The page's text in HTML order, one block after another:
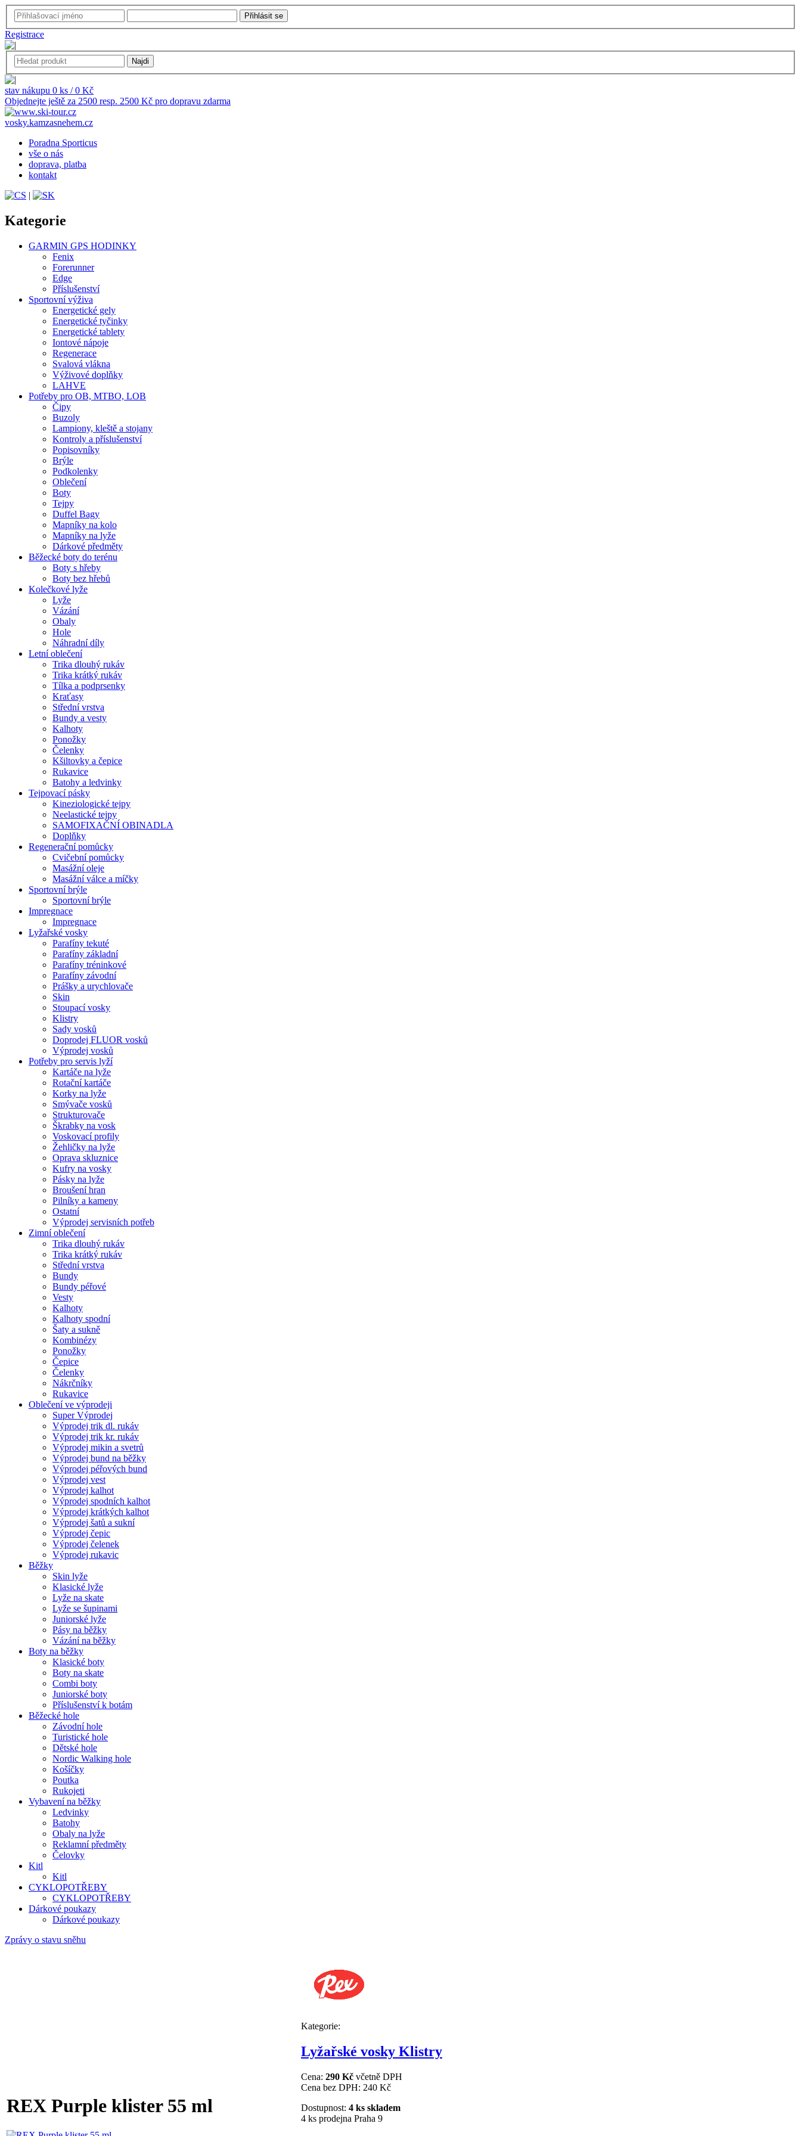
Registrace
stav nákupu 0 ks / 0 Kč
Objednejte ještě za 2500 resp. 2500 Kč pro dopravu zdarma
vosky.kamzasnehem.cz
Poradna Sporticus
vše o nás
doprava, platba
kontakt
|
Kategorie
GARMIN GPS HODINKY
Fenix
Forerunner
Edge
Příslušenství
Sportovní výživa
Energetické gely
Energetické tyčinky
Energetické tablety
Iontové nápoje
Regenerace
Svalová vlákna
Výživové doplňky
LAHVE
Potřeby pro OB, MTBO, LOB
Čipy
Buzoly
Lampiony, kleště a stojany
Kontroly a příslušenství
Popisovníky
Brýle
Podkolenky
Oblečení
Boty
Tejpy
Duffel Bagy
Mapníky na kolo
Mapníky na lyže
Dárkové předměty
Běžecké boty do terénu
Boty s hřeby
Boty bez hřebů
Kolečkové lyže
Lyže
Vázání
Obaly
Hole
Náhradní díly
Letní oblečení
Trika dlouhý rukáv
Trika krátký rukáv
Tílka a podprsenky
Kraťasy
Střední vrstva
Bundy a vesty
Kalhoty
Ponožky
Čelenky
Kšiltovky a čepice
Rukavice
Batohy a ledvinky
Tejpovací pásky
Kineziologické tejpy
Neelastické tejpy
SAMOFIXAČNÍ OBINADLA
Doplňky
Regenerační pomůcky
Cvičební pomůcky
Masážní oleje
Masážní válce a míčky
Sportovní brýle
Sportovní brýle
Impregnace
Impregnace
Lyžařské vosky
Parafíny tekuté
Parafíny základní
Parafíny tréninkové
Parafíny závodní
Prášky a urychlovače
Skin
Stoupací vosky
Klistry
Sady vosků
Doprodej FLUOR vosků
Výprodej vosků
Potřeby pro servis lyží
Kartáče na lyže
Rotační kartáče
Korky na lyže
Smývače vosků
Strukturovače
Škrabky na vosk
Voskovací profily
Žehličky na lyže
Oprava skluznice
Kufry na vosky
Pásky na lyže
Broušení hran
Pilníky a kameny
Ostatní
Výprodej servisních potřeb
Zimní oblečení
Trika dlouhý rukáv
Trika krátký rukáv
Střední vrstva
Bundy
Bundy péřové
Vesty
Kalhoty
Kalhoty spodní
Šaty a sukně
Kombinézy
Ponožky
Čepice
Čelenky
Nákrčníky
Rukavice
Oblečení ve výprodeji
Super Výprodej
Výprodej trik dl. rukáv
Výprodej trik kr. rukáv
Výprodej mikin a svetrů
Výprodej bund na běžky
Výprodej péřových bund
Výprodej vest
Výprodej kalhot
Výprodej spodních kalhot
Výprodej krátkých kalhot
Výprodej šatů a sukní
Výprodej čepic
Výprodej čelenek
Výprodej rukavic
Běžky
Skin lyže
Klasické lyže
Lyže na skate
Lyže se šupinami
Juniorské lyže
Pásy na běžky
Vázání na běžky
Boty na běžky
Klasické boty
Boty na skate
Combi boty
Juniorské boty
Příslušenství k botám
Běžecké hole
Závodní hole
Turistické hole
Dětské hole
Nordic Walking hole
Košíčky
Poutka
Rukojeti
Vybavení na běžky
Ledvinky
Batohy
Obaly na lyže
Reklamní předměty
Čelovky
Kitl
Kitl
CYKLOPOTŘEBY
CYKLOPOTŘEBY
Dárkové poukazy
Dárkové poukazy
Zprávy o stavu sněhu
REX Purple klister 55 ml
Kategorie:
Lyžařské vosky Klistry
Cena: 290 Kč včetně DPH
Cena bez DPH: 240 Kč
Dostupnost: 4 ks skladem
4 ks prodejna Praha 9